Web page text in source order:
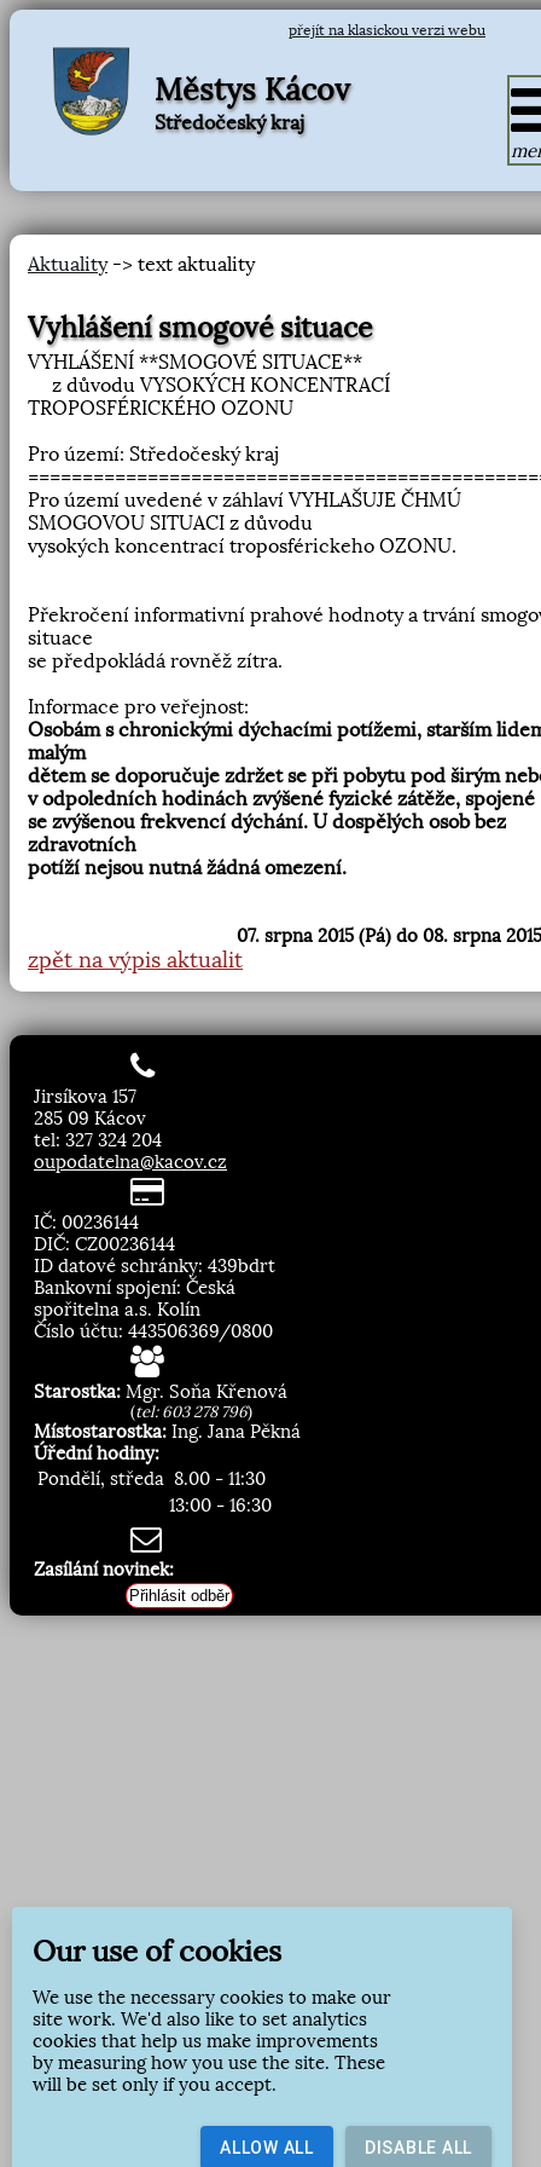
přejít na klasickou verzi webu
Městys Kácov
Středočeský kraj
Aktuality-> text aktuality
Vyhlášení smogové situace
VYHLÁŠENÍ **SMOGOVÉ SITUACE**
z důvodu VYSOKÝCH KONCENTRACÍ
TROPOSFÉRICKÉHO OZONU
Pro území: Středočeský kraj
Pro území uvedené v záhlaví VYHLAŠUJE ČHMÚ
SMOGOVOU SITUACI z důvodu
vysokých koncentrací troposférickeho OZONU.
Překročení informativní prahové hodnoty a trvání
situace
se předpokládá rovněž zítra.
Informace pro veřejnost:
Osobám s chronickými dýchacími potížemi, starším
malým
dětem se doporučuje zdržet se při pobytu pod širým
v odpoledních hodinách zvýšené fyzické zátěže, spojené
se zvýšenou frekvencí dýchání. U dospělých osob bez
zdravotních
potíží nejsou nutná žádná omezení.
07. srpna 2015 (Pá) do 08. srpna
zpět na výpis aktualit
Jirsíkova 157
285 09 Kácov
tel: 327 324 204
oupodatelna@kacov.cz
IČ: 00236144
DIČ: CZ00236144
ID datové schránky: 439bdrt
Bankovní spojení: Česká
spořitelna a.s. Kolín
Číslo účtu: 443506369/0800
Starostka: Mgr. Soňa Křenová
(tel: 603 278 796)
Místostarostka: Ing. Jana Pěkná
Úřední hodiny:
Pondělí, středa 8.00 - 11:30
13:00 - 16:30
Zasílání novinek:
Přihlásit odběr
Our use of cookies
We use the necessary cookies to make our
site work. We'd also like to set analytics
cookies that help us make improvements
by measuring how you use the site. These
will be set only if you accept.
ALLOW ALL DISABLE ALL